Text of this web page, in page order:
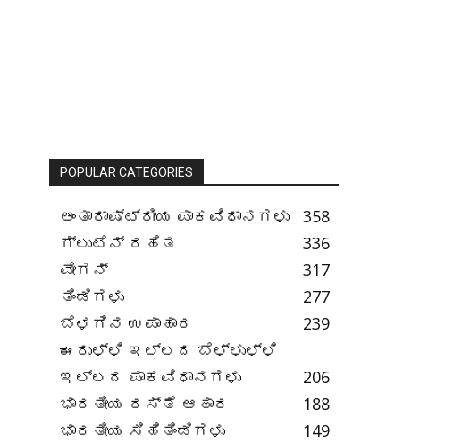
POPULAR CATEGORIES
ಅಂತಾರಾಷ್ಟ್ರೀಯ ಪಾಕವಿಧಾನಗಳು
358
ಗ್ಲುಟೆನ್ ರಹಿತ
336
ವೇಗನ್
317
ತಿಂಡಿಗಳು
277
ಬೆಳಗಿನ ಉಪಾಹಾರ
239
ಈರುಳ್ಳಿ ಇಲ್ಲದ ಬೆಳ್ಳುಳ್ಳಿ
ಇಲ್ಲದ ಪಾಕವಿಧಾನಗಳು
206
ಭಾರತೀಯ ರಸ್ತೆ ಆಹಾರ
188
ಭಾರತೀಯ ಸಿಹಿತಿಂಡಿಗಳು
149